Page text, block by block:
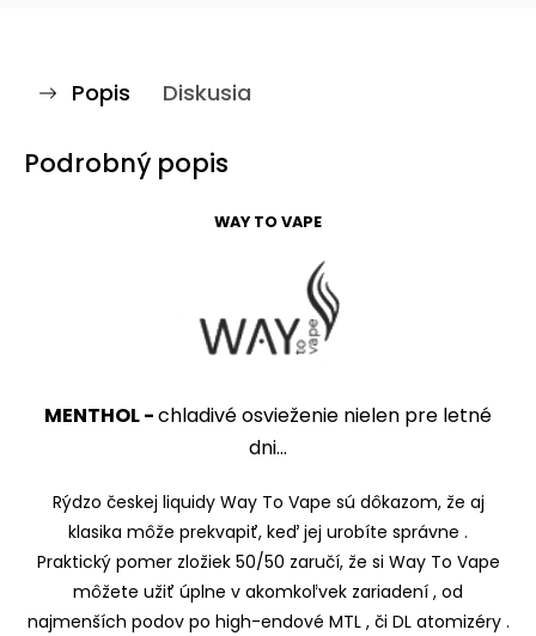
Popis Diskusia
Podrobný popis
WAY TO VAPE
MENTHOL -chladivé osvieženie nielen pre letné
dni...
Rýdzo českej liquidy Way To Vape sú dôkazom, že aj
klasika môže prekvapiť, keď jej urobíte správne .
Praktický pomer zložiek 50/50 zaručí, že si Way To Vape
môžete užiť úplne v akomkoľvek zariadení , od
najmenších podov po high-endové MTL , či DL atomizéry .